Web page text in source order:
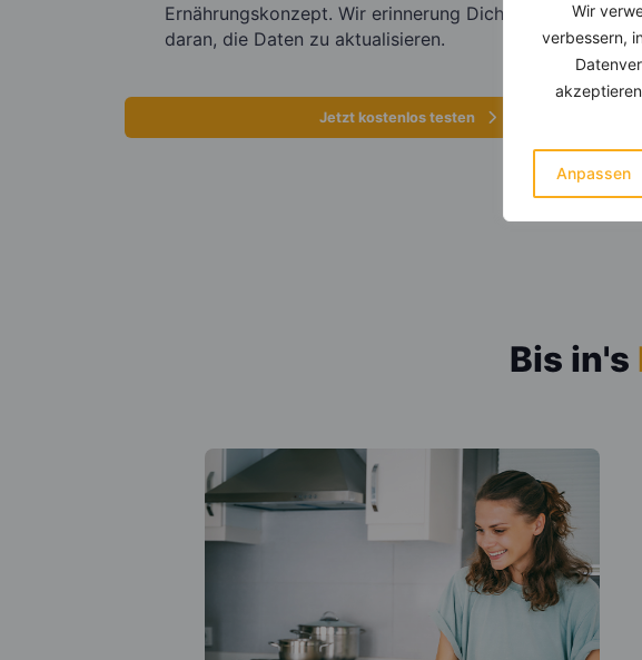
Wir
verbessern,
Anpassen
Ernährungskonzept. Wir erinnerung Dich zu gegebener
daran, die Daten zu aktualisieren.
Jetzt kostenlos testen
Bis in's